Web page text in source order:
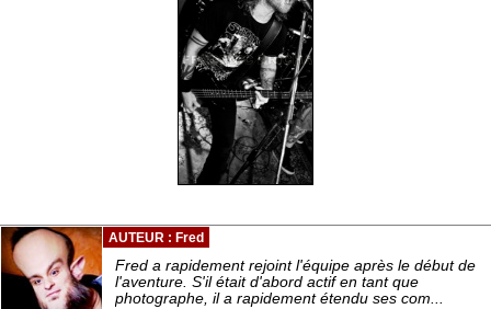
AUTEUR : Fred
Fred a rapidement rejoint l'équipe après le début de
l'aventure. S'il était d'abord actif en tant que
photographe, il a rapidement étendu ses com...